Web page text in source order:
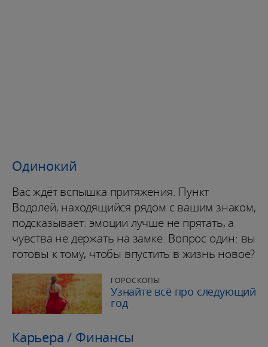
Одинокий
Вас ждёт вспышка притяжения. Пункт
Водолей, находящийся рядом с вашим знаком,
подсказывает: эмоции лучше не прятать, а
чувства не держать на замке. Вопрос один: вы
готовы к тому, чтобы впустить в жизнь новое?
ГОРОСКОПЫ
Узнайте всё про следующий
год
Карьера / Финансы